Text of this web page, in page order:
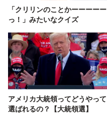
「クリリンのことかーーーーー
っ！」みたいなクイズ
アメリカ大統領ってどうやって
選ばれるの？【大統領選】